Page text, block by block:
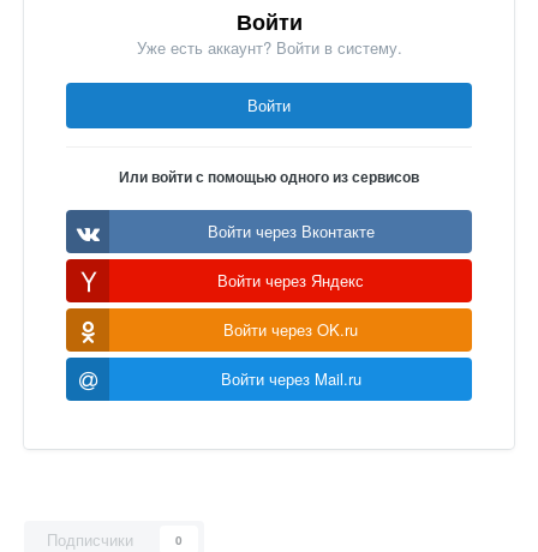
Войти
Уже есть аккаунт? Войти в систему.
Войти
Или войти с помощью одного из сервисов
Войти через Вконтакте
Войти через Яндекс
Войти через OK.ru
Войти через Mail.ru
Подписчики 0